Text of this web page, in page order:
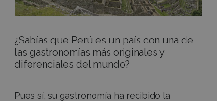
¿Sabías que Perú es un país con una de
las gastronomías más originales y
diferenciales del mundo?
Pues sí, su gastronomía ha recibido la